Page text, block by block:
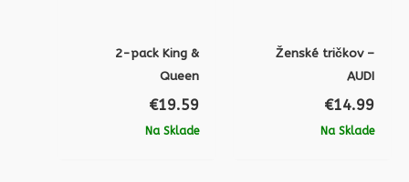
2-pack King &
Queen
€19.59
Na Sklade
Ženské tričkov –
AUDI
€14.99
Na Sklade